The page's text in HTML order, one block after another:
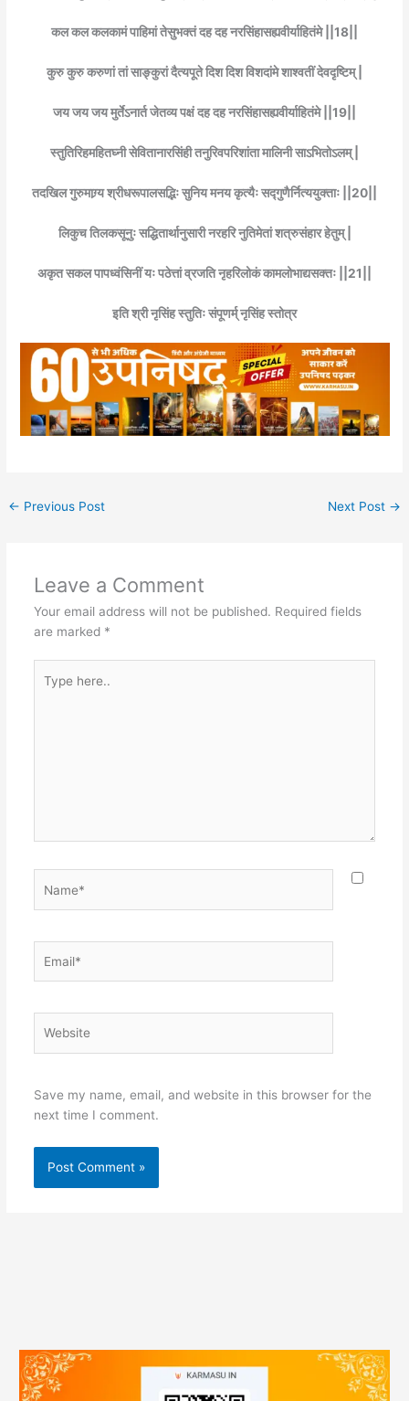
कल कल कलकामं पाहिमां तेसुभक्तं दह दह नरसिंहासह्यवीर्याहितंमे ||18||
कुरु कुरु करुणां तां साङ्कुरां दैत्यपूते दिश दिश विशदांमे शाश्वतीं देवदृष्टिम् |
जय जय जय मुर्तेऽनार्त जेतव्य पक्षं दह दह नरसिंहासह्यवीर्याहितंमे ||19||
स्तुतिरिहमहितघ्नी सेवितानारसिंही तनुरिवपरिशांता मालिनी साऽभितोऽलम् |
तदखिल गुरुमाग्र्य श्रीधरूपालसद्भिः सुनिय मनय कृत्यैः सद्गुणैर्नित्ययुक्ताः ||20||
लिकुच तिलकसूनुः सद्धितार्थानुसारी नरहरि नुतिमेतां शत्रुसंहार हेतुम् |
अकृत सकल पापध्वंसिनीं यः पठेत्तां व्रजति नृहरिलोकं कामलोभाद्यसक्तः ||21||
इति श्री नृसिंह स्तुतिः संपूणर्म् नृसिंह स्तोत्र
← Previous Post Next Post →
Leave a Comment
Your email address will not be published. Required fields
are marked *
here..
Save my name, email, and website in this browser for the
next time I comment.